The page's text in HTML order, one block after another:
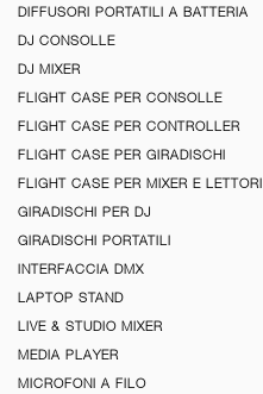
DIFFUSORI PORTATILI A BATTERIA
DJ CONSOLLE
DJ MIXER
FLIGHT CASE PER CONSOLLE
FLIGHT CASE PER CONTROLLER
FLIGHT CASE PER GIRADISCHI
FLIGHT CASE PER MIXER E LETTORI
GIRADISCHI PER DJ
GIRADISCHI PORTATILI
INTERFACCIA DMX
LAPTOP STAND
LIVE & STUDIO MIXER
MEDIA PLAYER
MICROFONI A FILO